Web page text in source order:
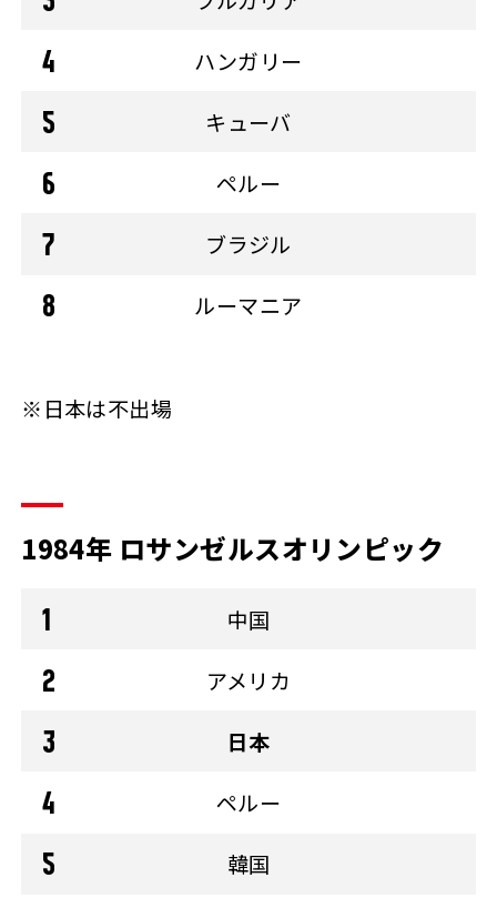
ハンガリー
キューバ
ペルー
ブラジル
ルーマニア
※日本は不出場
1984年 ロサンゼルスオリンピック
中国
アメリカ
日本
ペルー
韓国